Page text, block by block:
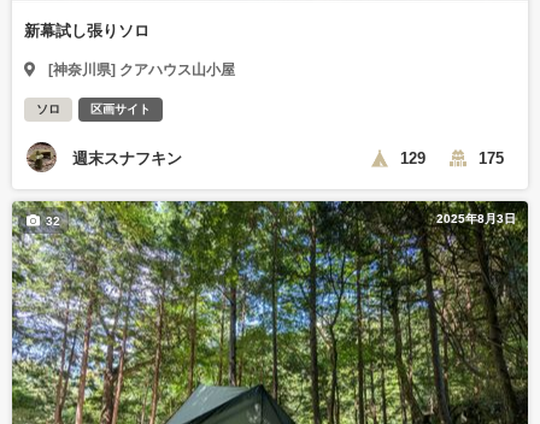
新幕試し張りソロ
[神奈川県] クアハウス山小屋
ソロ 区画サイト
週末スナフキン 129 175
2025年8月3日
32